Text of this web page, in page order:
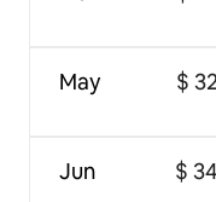
May
Jun
$
$